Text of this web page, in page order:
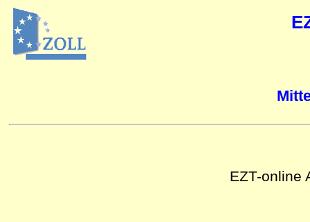
EZT-online